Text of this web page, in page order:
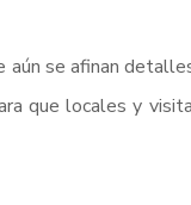
aún se afinan
que locales y